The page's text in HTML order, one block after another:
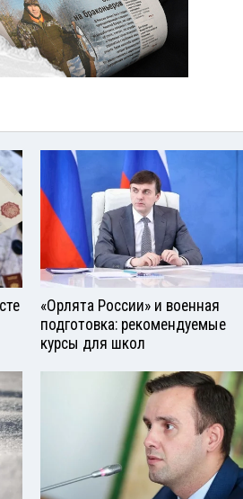
«Орлята России» и военная
подготовка: рекомендуемые
курсы для школ